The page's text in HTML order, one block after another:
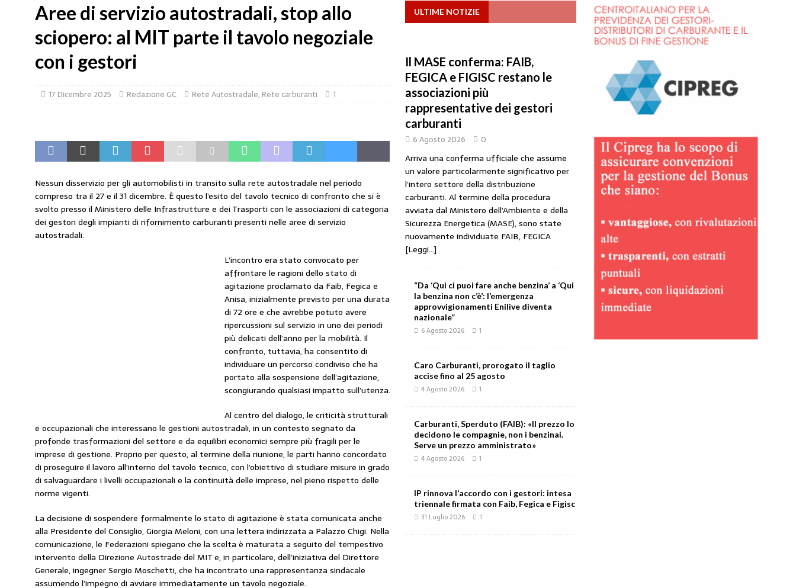
[ 6 Agosto 2026 ] “Da ‘Qui ci puoi fare anche benzina’ a ‘Qui la benzina non c’è’: l’emergenza approvvigionamenti
Enilive diventa nazionale”
EDITORIALI
[ 4 Agosto 2026 ]
MERCATO PREZZI CARBURANTI
Carburanti, Sperduto (FAIB): «Il prezzo lo decidono le compagnie, non i benzinai. Serve un prezzo
amministrato»
MERCATO PREZZI CARBURANTI
IP rinnova l’accordo con i gestori: intesa triennale firmata con Faib, Fegica e Figisc
COMUNICATI
[ 30 Luglio 2026 ]
Carburanti, i sindacati al Mimit: “I gestori non decidono i prezzi. Basta scaricare su di loro le
[ 29 Luglio 2026 ] Taglio delle accise, il prezzo è libero: i controlli non diventino una presunzione di colpevolezza
MERCATO PREZZI CARBURANTI
CARBURANTI. CONTROLLI SUI PRODOTTI ADULTERATI: ALTRA SITUAZIONE GRAVE MA NON SERIA
Aree di servizio autostradali, stop allo
sciopero: al MIT parte il tavolo negoziale
con i gestori
17 Dicembre 2025 Redazione GC Rete Autostradale, Rete carburanti 1
Nessun disservizio per gli automobilisti in transito sulla rete autostradale nel periodo
compreso tra il 27 e il 31 dicembre. È questo l’esito del tavolo tecnico di confronto che si è
svolto presso il Ministero delle Infrastrutture e dei Trasporti con le associazioni di categoria
dei gestori degli impianti di rifornimento carburanti presenti nelle aree di servizio
autostradali.
L’incontro era stato convocato per
affrontare le ragioni dello stato di
agitazione proclamato da Faib, Fegica e
Anisa, inizialmente previsto per una durata
di 72 ore e che avrebbe potuto avere
ripercussioni sul servizio in uno dei periodi
più delicati dell’anno per la mobilità. Il
confronto, tuttavia, ha consentito di
individuare un percorso condiviso che ha
portato alla sospensione dell’agitazione,
scongiurando qualsiasi impatto sull’utenza.
Al centro del dialogo, le criticità strutturali
e occupazionali che interessano le gestioni autostradali, in un contesto segnato da
profonde trasformazioni del settore e da equilibri economici sempre più fragili per le
imprese di gestione. Proprio per questo, al termine della riunione, le parti hanno concordato
di proseguire il lavoro all’interno del tavolo tecnico, con l’obiettivo di studiare misure in grado
di salvaguardare i livelli occupazionali e la continuità delle imprese, nel pieno rispetto delle
norme vigenti.
La decisione di sospendere formalmente lo stato di agitazione è stata comunicata anche
alla Presidente del Consiglio, Giorgia Meloni, con una lettera indirizzata a Palazzo Chigi. Nella
comunicazione, le Federazioni spiegano che la scelta è maturata a seguito del tempestivo
intervento della Direzione Autostrade del MIT e, in particolare, dell’iniziativa del Direttore
Generale, ingegner Sergio Moschetti, che ha incontrato una rappresentanza sindacale
assumendo l’impegno di avviare immediatamente un tavolo negoziale.
ULTIME NOTIZIE
Il MASE conferma: FAIB,
FEGICA e FIGISC restano le
associazioni più
rappresentative dei gestori
carburanti
6 Agosto 2026 0
Arriva una conferma ufficiale che assume
un valore particolarmente significativo per
l’intero settore della distribuzione
carburanti. Al termine della procedura
avviata dal Ministero dell’Ambiente e della
Sicurezza Energetica (MASE), sono state
nuovamente individuate FAIB, FEGICA
[Leggi...]
“Da ‘Qui ci puoi fare anche benzina’ a ‘Qui
la benzina non c’è’: l’emergenza
approvvigionamenti Enilive diventa
nazionale”
6 Agosto 2026 1
Caro Carburanti, prorogato il taglio
accise fino al 25 agosto
4 Agosto 2026 1
Carburanti, Sperduto (FAIB): «Il prezzo lo
decidono le compagnie, non i benzinai.
Serve un prezzo amministrato»
4 Agosto 2026 1
IP rinnova l’accordo con i gestori: intesa
triennale firmata con Faib, Fegica e Figisc
31 Luglio 2026 1